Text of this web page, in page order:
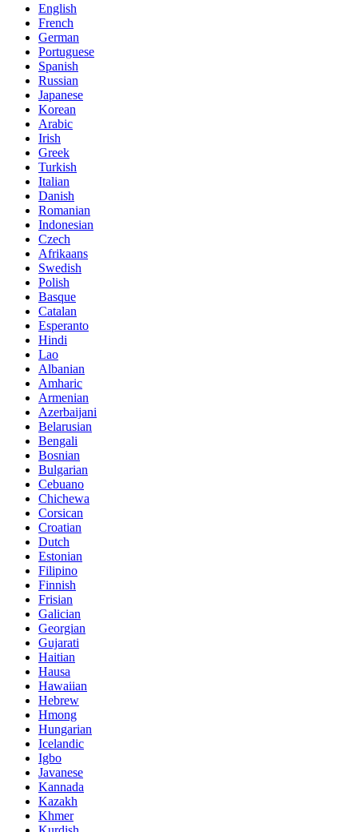
English
French
German
Portuguese
Spanish
Russian
Japanese
Korean
Arabic
Irish
Greek
Turkish
Italian
Danish
Romanian
Indonesian
Czech
Afrikaans
Swedish
Polish
Basque
Catalan
Esperanto
Hindi
Lao
Albanian
Amharic
Armenian
Azerbaijani
Belarusian
Bengali
Bosnian
Bulgarian
Cebuano
Chichewa
Corsican
Croatian
Dutch
Estonian
Filipino
Finnish
Frisian
Galician
Georgian
Gujarati
Haitian
Hausa
Hawaiian
Hebrew
Hmong
Hungarian
Icelandic
Igbo
Javanese
Kannada
Kazakh
Khmer